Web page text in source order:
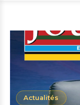
Actualités